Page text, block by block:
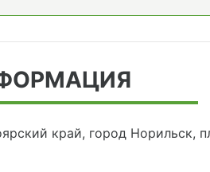
край, город Норильск,